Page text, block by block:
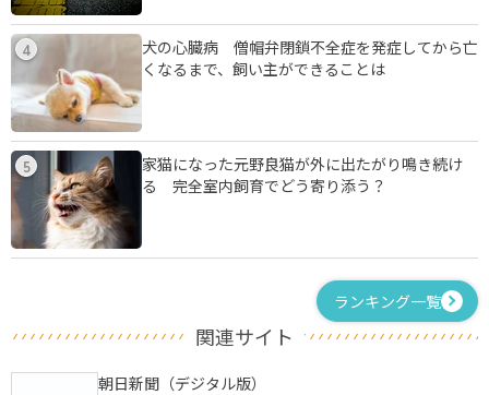
4
犬の心臓病 僧帽弁閉鎖不全症を発症してから亡
くなるまで、飼い主ができることは
5
家猫になった元野良猫が外に出たがり鳴き続け
る 完全室内飼育でどう寄り添う？
ランキング一覧
関連サイト
朝日新聞（デジタル版）